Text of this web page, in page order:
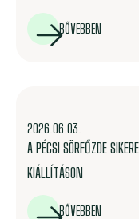
BŐVEBBEN
2026.06.03.
A PÉCSI SÖRFŐZDE
KIÁLLÍTÁSON
BŐVEBBEN